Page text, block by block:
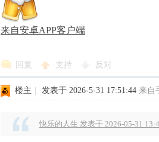
来自安卓APP客户端
回复 支持 反对
楼主 发表于 2026-5-31 17:51:44 来自
快乐的人生 发表于 2026-05-31